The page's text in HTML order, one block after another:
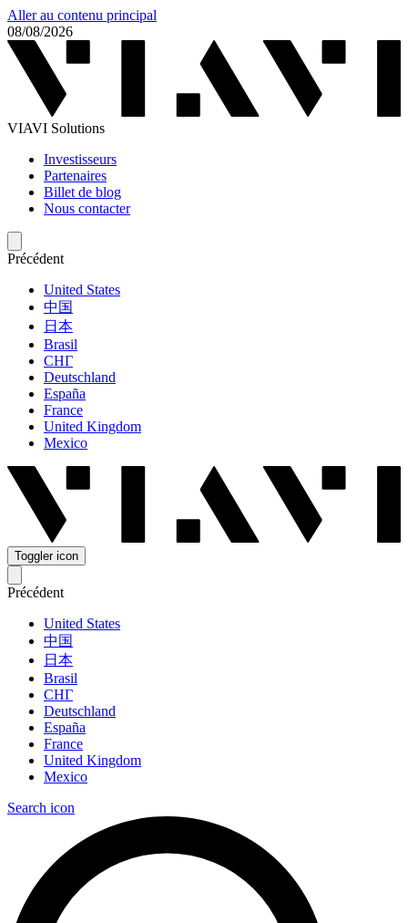
Aller au contenu principal
08/08/2026
VIAVI Solutions
Investisseurs
Partenaires
Billet de blog
Nous contacter
Précédent
United States
中国
日本
Brasil
СНГ
Deutschland
España
France
United Kingdom
Mexico
Toggler icon
Précédent
United States
中国
日本
Brasil
СНГ
Deutschland
España
France
United Kingdom
Mexico
Search icon